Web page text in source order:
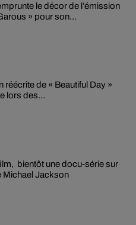
le décor de l’émission
» pour son...
réécrite de « Beautiful Day »
lors des...
bientôt une docu-série sur
Michael Jackson